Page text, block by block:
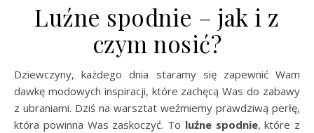
Luźne spodnie – jak i z
czym nosić?
Dziewczyny, każdego dnia staramy się zapewnić Wam
dawkę modowych inspiracji, które zachęcą Was do zabawy
z ubraniami. Dziś na warsztat weźmiemy prawdziwą perłę,
która powinna Was zaskoczyć. To luźne spodnie, które z